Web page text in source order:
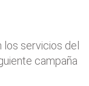
servicios del
campaña